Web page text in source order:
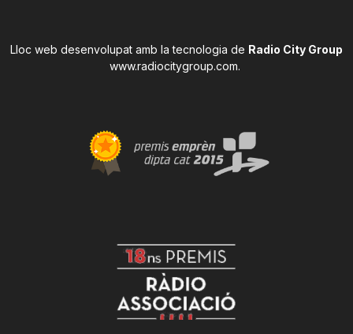
Lloc web desenvolupat amb la tecnologia de Radio City Group
www.radiocitygroup.com.